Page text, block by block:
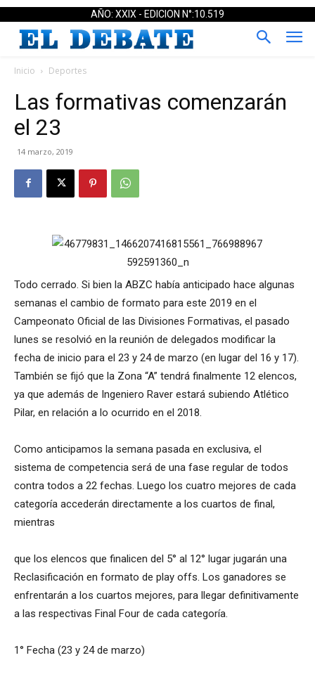
AÑO: XXIX - EDICION N°:10.519
Inicio Deportes
Las formativas comenzarán
el 23
14 marzo, 2019
Todo cerrado. Si bien la ABZC había anticipado hace algunas
semanas el cambio de formato para este 2019 en el
Campeonato Oficial de las Divisiones Formativas, el pasado
lunes se resolvió en la reunión de delegados modificar la
fecha de inicio para el 23 y 24 de marzo (en lugar del 16 y 17).
También se fijó que la Zona “A” tendrá finalmente 12 elencos,
ya que además de Ingeniero Raver estará subiendo Atlético
Pilar, en relación a lo ocurrido en el 2018.
Como anticipamos la semana pasada en exclusiva, el
sistema de competencia será de una fase regular de todos
contra todos a 22 fechas. Luego los cuatro mejores de cada
categoría accederán directamente a los cuartos de final,
mientras
que los elencos que finalicen del 5° al 12° lugar jugarán una
Reclasificación en formato de play offs. Los ganadores se
enfrentarán a los cuartos mejores, para llegar definitivamente
a las respectivas Final Four de cada categoría.
1° Fecha (23 y 24 de marzo)